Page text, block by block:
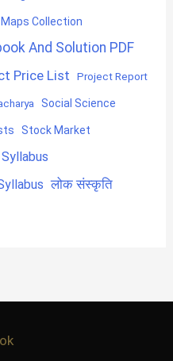
Maps Collection
And Solution PDF
Price List Project Report
Social Science
Stock Market
Syllabus
लोक संस्कृति